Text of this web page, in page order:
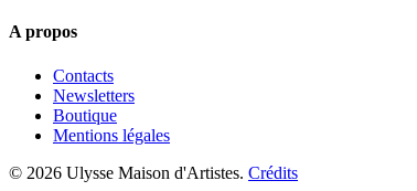
A propos
Contacts
Newsletters
Boutique
Mentions légales
© 2026 Ulysse Maison d'Artistes. Crédits